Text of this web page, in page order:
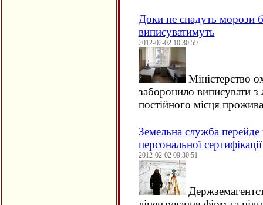
Доки не спадуть морози
виписуватимуть
2012-02-02 10:30:59
Міністерство
заборонило виписувати
постійного місця
Земельна служба перейде
персональної сертифікації
2012-02-02 09:30:51